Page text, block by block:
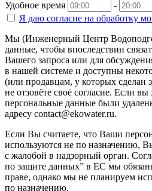
Удобное время
-
Я даю согласие на обработку
Мы (Инженерный Центр
данные, чтобы впоследствии
Вашего запроса или для
в нашей системе и доступны
(или продавцам, у которых сделан
не отзовёте своё согласие. Если
персональные данные были
адресу contact@ekowater.ru.
Если Вы считаете, что Ваши
используются не по назначению,
с жалобой в надзорный орган.
по защите данных” в ЕС мы
праве, однако мы не планируем
по назначению.